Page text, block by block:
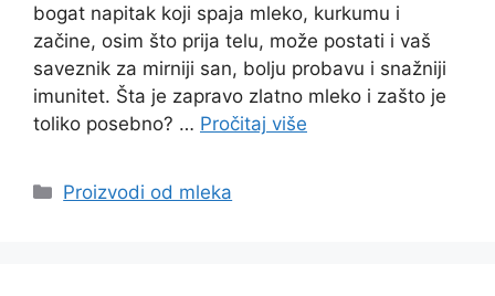
bogat napitak koji spaja mleko, kurkumu i
začine, osim što prija telu, može postati i vaš
saveznik za mirniji san, bolju probavu i snažniji
imunitet. Šta je zapravo zlatno mleko i zašto je
toliko posebno? … Pročitaj više
Categories
Proizvodi od mleka